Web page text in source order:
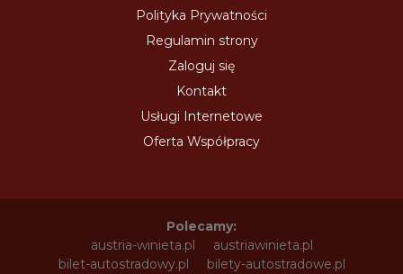
Polityka Prywatności
Regulamin strony
Zaloguj się
Kontakt
Usługi Internetowe
Oferta Współpracy
Polecamy:
austria-winieta.pl
austriawinieta.pl
bilet-autostradowy.pl
bilety-autostradowe.pl